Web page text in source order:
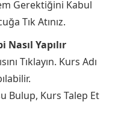
Gerektiğini Kabul
Tık Atınız.
Nasıl Yapılır
Tıklayın. Kurs Adı
Bulup, Kurs Talep Et